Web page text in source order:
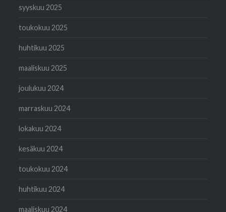
syyskuu 2025
toukokuu 2025
huhtikuu 2025
maaliskuu 2025
joulukuu 2024
marraskuu 2024
lokakuu 2024
kesäkuu 2024
toukokuu 2024
huhtikuu 2024
maaliskuu 2024